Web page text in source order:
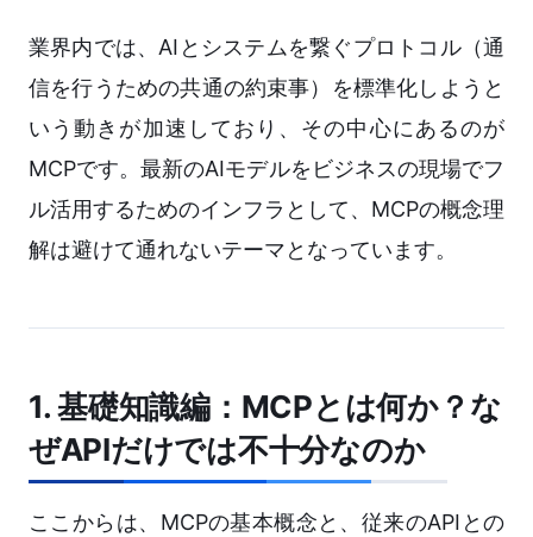
業界内では、AIとシステムを繋ぐプロトコル（通
信を行うための共通の約束事）を標準化しようと
いう動きが加速しており、その中心にあるのが
MCPです。最新のAIモデルをビジネスの現場でフ
ル活用するためのインフラとして、MCPの概念理
解は避けて通れないテーマとなっています。
1. 基礎知識編：MCPとは何か？な
ぜAPIだけでは不十分なのか
ここからは、MCPの基本概念と、従来のAPIとの